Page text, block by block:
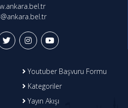
Youtuber Başvuru Formu
Kategoriler
Yayın Akışı